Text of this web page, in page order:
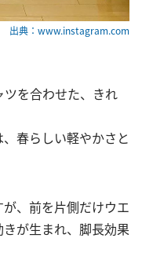
出典：www.instagram.com
を合わせた、きれ
春らしい軽やかさと
、前を片側だけウエ
が生まれ、脚長効果